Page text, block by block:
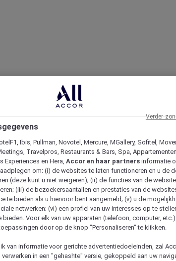
Ibis, Pullman, Novotel, Mercure, MGallery, Sofitel,
Travelpros, Restaurants & Bars, Spa,
Experiences en Hera, Accor en haar partners informatie
om: (i) de websites te laten functioneren en u de
(deze kunt u niet weigeren); (ii) de functies van de
(iii) de bezoekersaantallen en prestaties van de
te bieden als u hiervoor bent aangemeld; (v) u de
netwerken; (vi) een profiel van uw interesses op te
bieden. Voor elk van uw apparaten (telefoon, computer,
door op de knop "Personaliseren" te klikken.
van informatie voor gerichte advertentiedoeleinden, zal
in een "gehashte" versie, gekoppeld aan uw
Verder